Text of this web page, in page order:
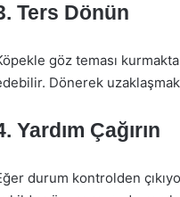
Ters Dönün
göz teması
Dönerek
Yardım Çağırın
durum kontrolden